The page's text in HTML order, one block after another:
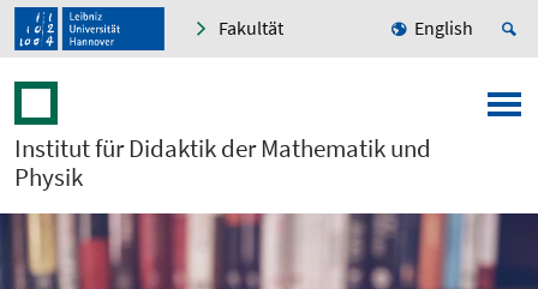
Fakultät English
Institut für Didaktik der Mathematik und
Physik